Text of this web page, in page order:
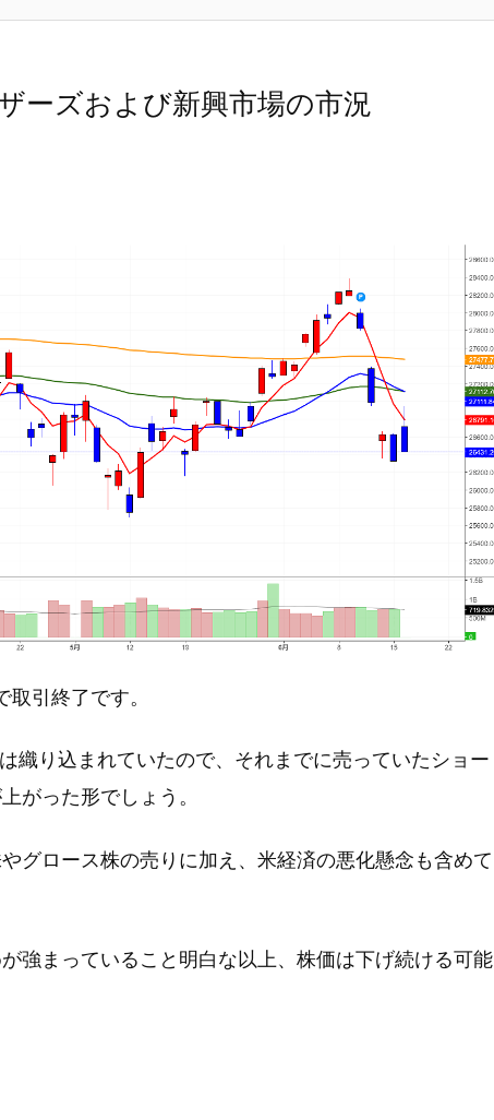
ーズおよび新興市場の市況
引終了です。
織り込まれていたので、それまでに売っていたショー
がった形でしょう。
グロース株の売りに加え、米経済の悪化懸念も含めて
強まっていること明白な以上、株価は下げ続ける可能